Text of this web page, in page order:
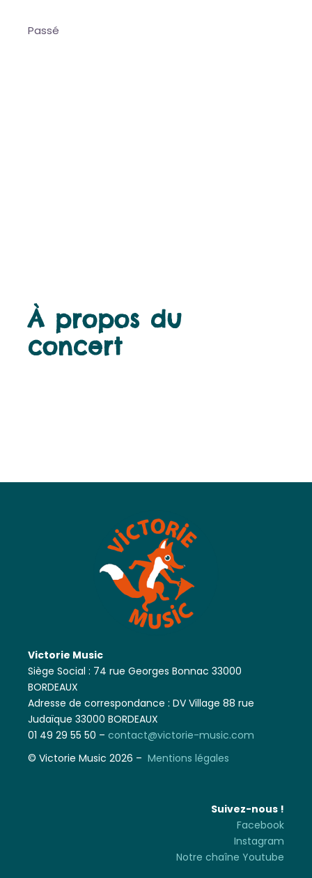
Passé
À propos du
concert
Victorie Music
Siège Social : 74 rue Georges Bonnac 33000
BORDEAUX
Adresse de correspondance : DV Village 88 rue
Judaïque 33000 BORDEAUX
01 49 29 55 50 –contact@victorie-music.com
© Victorie Music 2026 –Mentions légales
Suivez-nous !
Facebook
Instagram
Notre chaîne Youtube